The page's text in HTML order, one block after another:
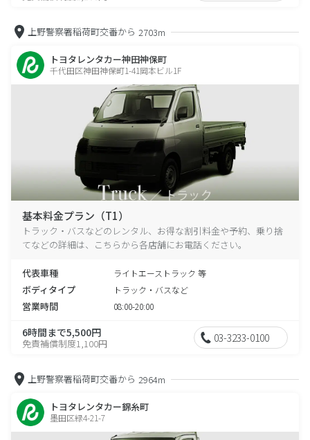
上野警察署稲荷町交番から 2703m
トヨタレンタカー神田神保町
千代田区神田神保町1-41岡本ビル1F
基本料金プラン（T1）
トラック・バスなどのレンタル、お得な割引料金や予約、乗り捨
てなどの詳細は、こちらから各店舗にお電話ください。
代表車種 ライトエーストラック 等
ボディタイプ トラック・バスなど
営業時間 08:00-20:00
6時間まで5,500円
免責補償制度1,100円 03-3233-0100
上野警察署稲荷町交番から 2964m
トヨタレンタカー錦糸町
墨田区緑4-21-7